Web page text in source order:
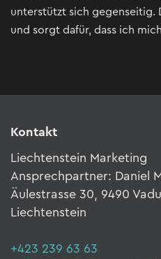
unterstützt sich gegenseitig.
und sorgt dafür, dass ich
Kontakt
Liechtenstein Marketing
Ansprechpartner: Daniel
Äulestrasse 30, 9490
Liechtenstein
+423 239 63 63